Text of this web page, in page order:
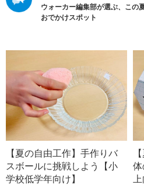
ウォーカー編集部が選ぶ、この
おでかけスポット
【夏の自由工作】手作りバ
スボールに挑戦しよう【小
学校低学年向け】
上